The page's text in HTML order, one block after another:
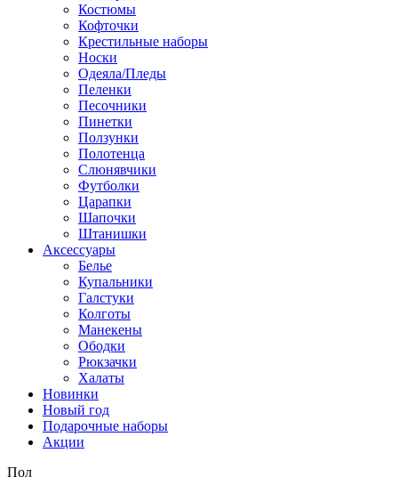
Костюмы
Кофточки
Крестильные наборы
Носки
Одеяла/Пледы
Пеленки
Песочники
Пинетки
Ползунки
Полотенца
Слюнявчики
Футболки
Царапки
Шапочки
Штанишки
Аксессуары
Белье
Купальники
Галстуки
Колготы
Манекены
Ободки
Рюкзачки
Халаты
Новинки
Новый год
Подарочные наборы
Акции
Пол